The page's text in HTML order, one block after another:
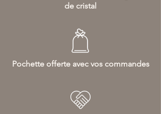
de cristal
Pochette offerte avec vos commandes